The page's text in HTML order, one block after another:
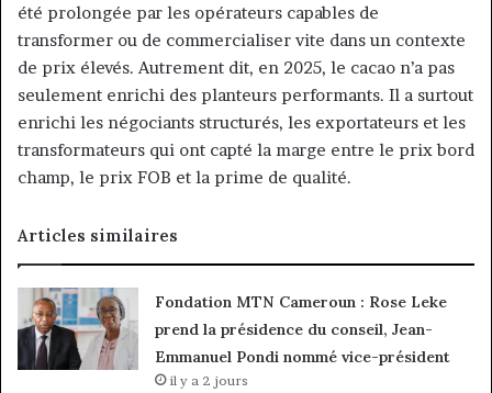
été prolongée par les opérateurs capables de
transformer ou de commercialiser vite dans un contexte
de prix élevés. Autrement dit, en 2025, le cacao n’a pas
seulement enrichi des planteurs performants. Il a surtout
enrichi les négociants structurés, les exportateurs et les
transformateurs qui ont capté la marge entre le prix bord
champ, le prix FOB et la prime de qualité.
Articles similaires
Fondation MTN Cameroun : Rose Leke
prend la présidence du conseil, Jean-
Emmanuel Pondi nommé vice-président
il y a 2 jours